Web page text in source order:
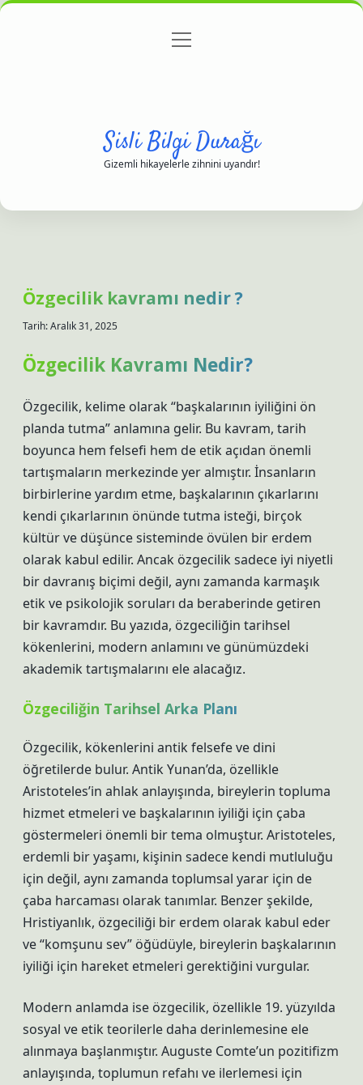
Gizlilik Politikası
menüyü
Sisli Bilgi Durağı
Gizemli hikayelerle zihnini uyandır!
Özgecilik kavramı nedir ?
Tarih: Aralık 31, 2025
Özgecilik Kavramı Nedir?
Özgecilik, kelime olarak “başkalarının iyiliğini ön
planda tutma” anlamına gelir. Bu kavram, tarih
boyunca hem felsefi hem de etik açıdan önemli
tartışmaların merkezinde yer almıştır. İnsanların
birbirlerine yardım etme, başkalarının çıkarlarını
kendi çıkarlarının önünde tutma isteği, birçok
kültür ve düşünce sisteminde övülen bir erdem
olarak kabul edilir. Ancak özgecilik sadece iyi niyetli
bir davranış biçimi değil, aynı zamanda karmaşık
etik ve psikolojik soruları da beraberinde getiren
bir kavramdır. Bu yazıda, özgeciliğin tarihsel
kökenlerini, modern anlamını ve günümüzdeki
akademik tartışmalarını ele alacağız.
Özgeciliğin Tarihsel Arka Planı
Özgecilik, kökenlerini antik felsefe ve dini
öğretilerde bulur. Antik Yunan’da, özellikle
Aristoteles’in ahlak anlayışında, bireylerin topluma
hizmet etmeleri ve başkalarının iyiliği için çaba
göstermeleri önemli bir tema olmuştur. Aristoteles,
erdemli bir yaşamı, kişinin sadece kendi mutluluğu
için değil, aynı zamanda toplumsal yarar için de
çaba harcaması olarak tanımlar. Benzer şekilde,
Hristiyanlık, özgeciliği bir erdem olarak kabul eder
ve “komşunu sev” öğüdüyle, bireylerin başkalarının
iyiliği için hareket etmeleri gerektiğini vurgular.
Modern anlamda ise özgecilik, özellikle 19. yüzyılda
sosyal ve etik teorilerle daha derinlemesine ele
alınmaya başlanmıştır. Auguste Comte’un pozitifizm
anlayışında, toplumun refahı ve ilerlemesi için